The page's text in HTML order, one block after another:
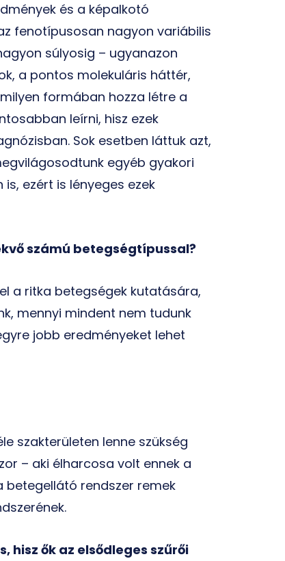
és a képalkotó
fenotípusosan nagyon variábilis
súlyosig – ugyanazon
a pontos molekuláris háttér,
formában hozza létre a
leírni, hisz ezek
Sok esetben láttuk azt,
egyéb gyakori
ezért is lényeges ezek
számú betegségtípussal?
a ritka betegségek kutatására,
mennyi mindent nem tudunk
jobb eredményeket lehet
szakterületen lenne szükség
– aki élharcosa volt ennek a
betegellátó rendszer remek
hisz ők az elsődleges szűrői